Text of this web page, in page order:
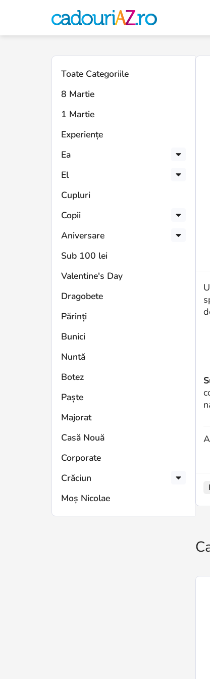
Toate Categoriile
8 Martie
1 Martie
Experiențe
Ea
El
Cupluri
Copii
Aniversare
Sub 100 lei
Valentine's Day
Dragobete
Părinți
Bunici
Nuntă
Botez
Paște
Majorat
Casă Nouă
Corporate
Crăciun
Moș Nicolae